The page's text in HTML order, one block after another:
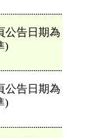
公告日期為
)
公告日期為
)